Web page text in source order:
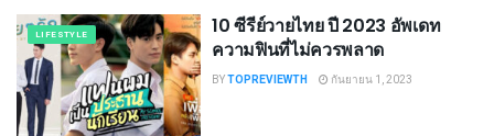
LIFESTYLE
10 ซีรีย์วายไทย ปี 2023 อัพเดท
ความฟินที่ไม่ควรพลาด
BYTOPREVIEWTH กันยายน 1, 2023